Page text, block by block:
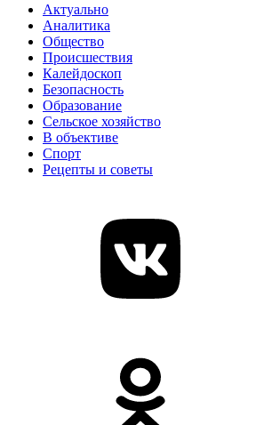
Актуально
Аналитика
Общество
Происшествия
Калейдоскоп
Безопасность
Образование
Сельское хозяйство
В объективе
Спорт
Рецепты и советы